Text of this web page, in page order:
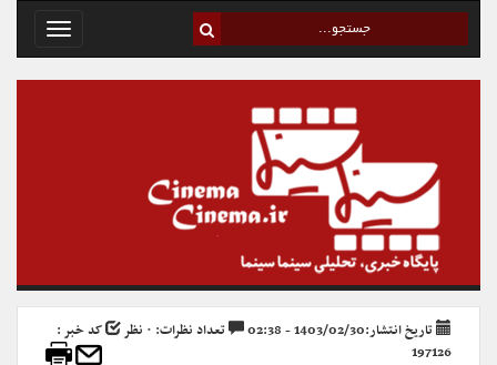
Toggle
تاریخ انتشار:1403/02/30 - 02:38 تعداد نظرات: ۰ نظر
کد خبر :
197126